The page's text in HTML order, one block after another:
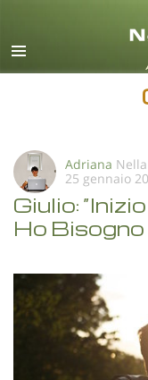
Adriana Nella
25 gennaio
Giulio:
Ho